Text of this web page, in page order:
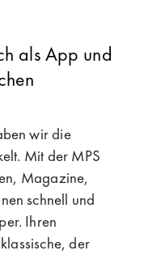
als App und
wir die
Mit der MPS
Magazine,
schnell und
Ihren
der